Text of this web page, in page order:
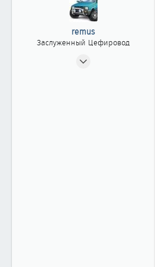
а
remus
Заслуженный Цефировод